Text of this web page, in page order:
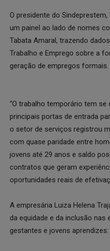
O presidente do
um painel ao lado de nomes
Tabata Amaral, trazendo
Trabalho e Emprego sobre a
geração de empregos formais.
“O trabalho temporário tem
principais portas de entrada
o setor de serviços registrou
com quase paridade entre
jovens até 29 anos e saldo
contratos que geram
oportunidades reais de
A empresária Luiza Helena
da equidade e da inclusão
gestantes e jovens aprendizes: